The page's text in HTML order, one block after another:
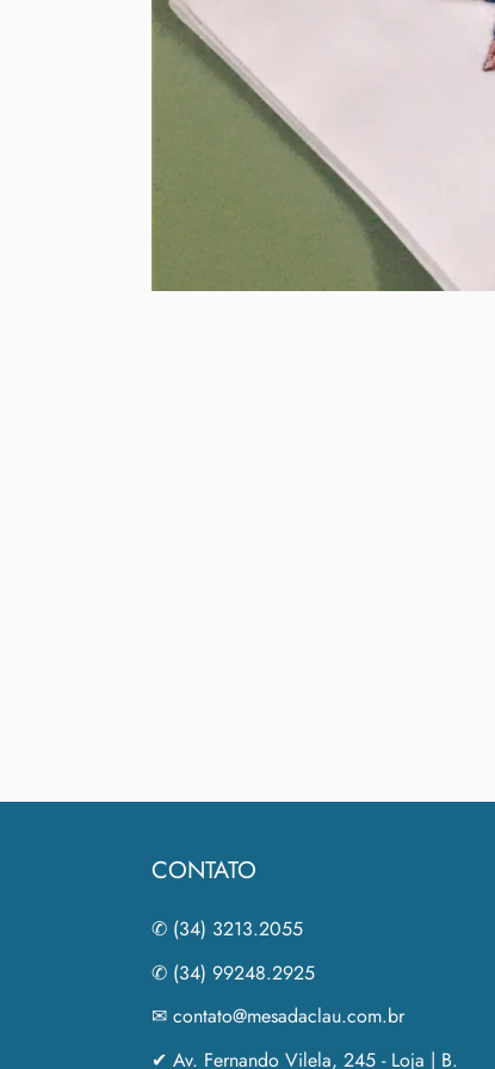
CONTATO
✆ (34) 3213.2055
✆ (34) 99248.2925
✉ contato@mesadaclau.com.br
✔ Av. Fernando Vilela, 245 - Loja | B.